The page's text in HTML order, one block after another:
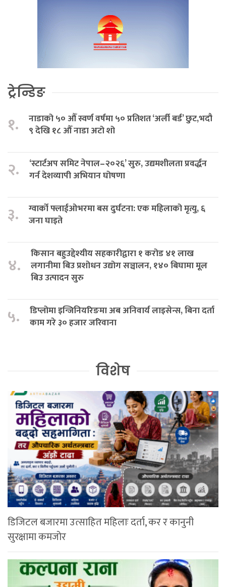
ट्रेन्डिङ
१.
नाडाको ५० औँ स्वर्ण वर्षमा ५० प्रतिशत ‘अर्ली बर्ड’ छुट,भदौ
९ देखि १८ औँ नाडा अटो शो
२.
‘स्टार्टअप समिट नेपाल–२०२६’ सुरु, उद्यमशीलता प्रवर्द्धन
गर्न देशव्यापी अभियान घोषणा
३.
ग्वार्को फ्लाईओभरमा बस दुर्घटना: एक महिलाको मृत्यु, ६
जना घाइते
४.
किसान बहुउद्देश्यीय सहकारीद्वारा १ करोड ४१ लाख
लगानीमा बिउ प्रशोधन उद्योग सञ्चालन, १४० बिघामा मूल
बिउ उत्पादन सुरु
५.
डिप्लोमा इन्जिनियरिङमा अब अनिवार्य लाइसेन्स, बिना दर्ता
काम गरे ३० हजार जरिवाना
विशेष
डिजिटल बजारमा उत्साहित महिलाः दर्ता, कर र कानुनी
सुरक्षामा कमजोर